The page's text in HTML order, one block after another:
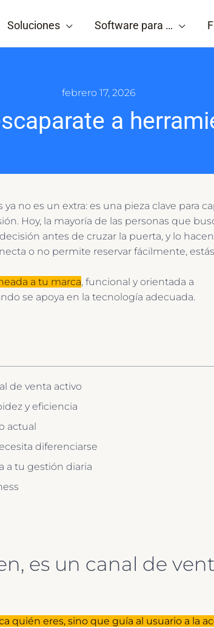
Soluciones Software para …
febrero 17, 2026
a
no es un extra: es una pieza clave para
Hoy, la mayoría de las personas que
antes de cruzar la puerta, y lo hacen
o no permite reservar fácilmente, estás
a tu marca, funcional y orientada a
se apoya en la tecnología adecuada.
de venta activo
y eficiencia
actual
diferenciarse
a tu gestión diaria
es un canal de
quién eres, sino que guía al usuario a la